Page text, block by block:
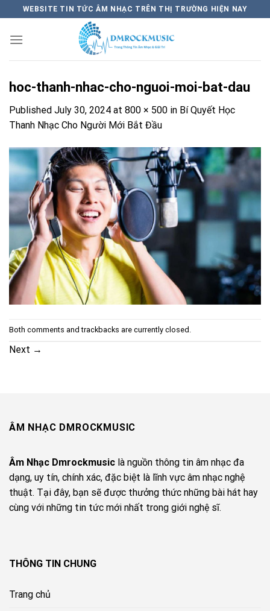
content
WEBSITE TIN TỨC ÂM NHẠC TRÊN THỊ TRƯỜNG HIỆN NAY
hoc-thanh-nhac-cho-nguoi-moi-bat-dau
Published July 30, 2024 at 800 × 500 in Bí Quyết Học
Thanh Nhạc Cho Người Mới Bắt Đầu
Both comments and trackbacks are currently closed.
Next →
ÂM NHẠC DMROCKMUSIC
Âm Nhạc Dmrockmusic là nguồn thông tin âm nhạc đa
dạng, uy tín, chính xác, đặc biệt là lĩnh vực âm nhạc nghệ
thuật. Tại đây, bạn sẽ được thưởng thức những bài hát hay
cùng với những tin tức mới nhất trong giới nghệ sĩ.
THÔNG TIN CHUNG
Trang chủ